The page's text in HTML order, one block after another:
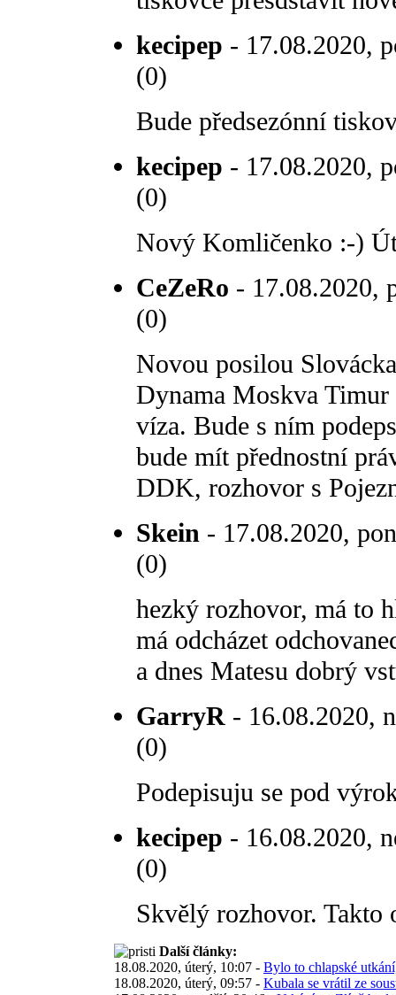
kecipep - 17.08.2020,
(0)
Bude předsezónní
kecipep - 17.08.2020,
(0)
Nový Komličenko :-)
CeZeRo - 17.08.2020,
(0)
Novou posilou
Dynama Moskva Timur
víza. Bude s ním
bude mít přednostní
DDK, rozhovor s
Skein - 17.08.2020,
(0)
hezký rozhovor, má to
má odcházet
a dnes Matesu dobrý
GarryR - 16.08.2020,
(0)
Podepisuju se pod
kecipep - 16.08.2020,
(0)
Skvělý rozhovor. Takto
Další články:
18.08.2020, úterý, 10:07 - Bylo to chlapské
18.08.2020, úterý, 09:57 - Kubala se vrátil ze